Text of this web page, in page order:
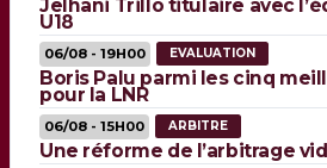
Jelhani Trillo titulaire avec
U18
06/08 - 19H00 EVALUATION
Boris Palu parmi les cinq
pour la LNR
06/08 - 15H00 ARBITRE
Une réforme de l’arbitrage